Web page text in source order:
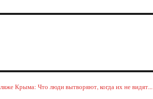
Крыма: Что люди вытворяют, когда их не видят...